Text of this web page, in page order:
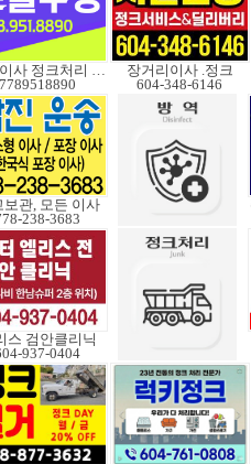
소형이사 정크처리 무빙
7789518890
장거리이사 .정크
604-348-6146
보관, 모든 이사
238-3683
스 검안클리닉
937-0404